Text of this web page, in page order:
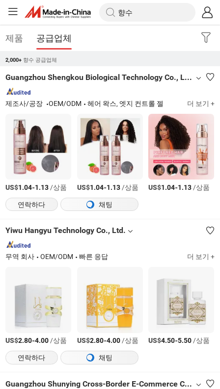
제품 공급업체
2,000+ 향수 공급업체
Guangzhou Shengkou Biological Technology Co., Ltd.
제조사/공장 OEM/ODM 헤어 왁스, 엣지 컨트롤 젤 더 보기 +
US$1.04-1.13/상품 US$1.04-1.13/상품 US$1.04-1.13/상품
연락하다
채팅
Yiwu Hangyu Technology Co., Ltd.
무역 회사 OEM/ODM 빠른 응답 더 보기 +
US$2.80-4.00/상품 US$2.80-4.00/상품 US$4.50-5.50/상품
연락하다
채팅
Guangzhou Shunying Cross-Border E-Commerce Co., Ltd.